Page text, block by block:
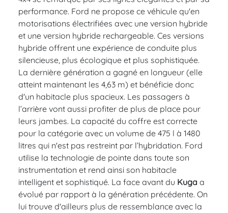
performance. Ford ne propose ce véhicule qu'en
motorisations électrifiées avec une version hybride
et une version hybride rechargeable. Ces versions
hybride offrent une expérience de conduite plus
silencieuse, plus écologique et plus sophistiquée.
La dernière génération a gagné en longueur (elle
atteint maintenant les 4,63 m) et bénéficie donc
d'un habitacle plus spacieux. Les passagers à
l’arrière vont aussi profiter de plus de place pour
leurs jambes. La capacité du coffre est correcte
pour la catégorie avec un volume de 475 l à 1480
litres qui n'est pas restreint par l’hybridation. Ford
utilise la technologie de pointe dans toute son
instrumentation et rend ainsi son habitacle
intelligent et sophistiqué. La face avant du Kuga a
évolué par rapport à la génération précédente. On
lui trouve d'ailleurs plus de ressemblance avec la